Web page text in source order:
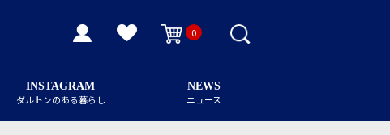
0
INSTAGRAM
ダルトンのある暮らし
NEWS
ニュース